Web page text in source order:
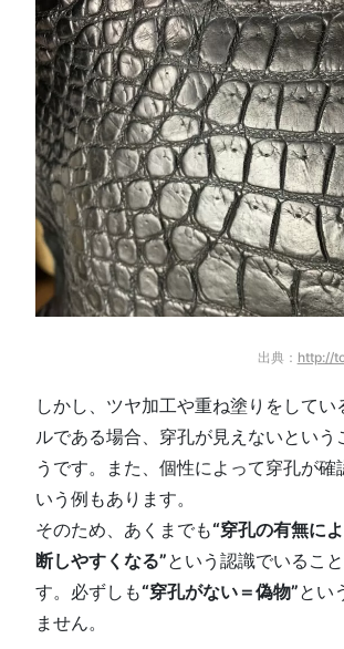
出典： http://
しかし、ツヤ加工や重ね塗りをしてい
ルである場合、穿孔が見えないという
うです。また、個性によって穿孔が確
いう例もあります。
そのため、あくまでも“穿孔の有無に
断しやすくなる”という認識でいるこ
す。必ずしも“穿孔がない＝偽物”とい
ません。